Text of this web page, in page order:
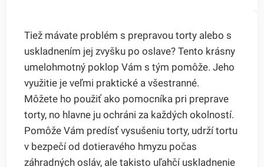
Tiež mávate problém s prepravou torty alebo s
uskladnením jej zvyšku po oslave? Tento krásny
umelohmotný poklop Vám s tým pomôže. Jeho
využitie je veľmi praktické a všestranné.
Môžete ho použiť ako pomocníka pri preprave
torty, no hlavne ju ochráni za každých okolností.
Pomôže Vám predísť vysušeniu torty, udrží tortu
v bezpečí od dotieravého hmyzu počas
záhradných osláv, ale takisto uľahčí uskladnenie